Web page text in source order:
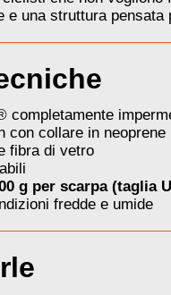
e una struttura
completamente
con collare in neoprene
fibra di vetro
g per scarpa (taglia
fredde e umide